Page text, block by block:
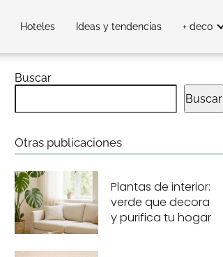
Hoteles Ideas y tendencias + deco
Buscar
Buscar
Otras publicaciones
Plantas de interior:
verde que decora
y purifica tu hogar